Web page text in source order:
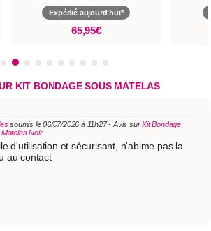
Expédié aujourd'hui*
65,95€
KIT BONDAGE SOUS MATELAS
soumis le 06/07/2026 à 11h27 - Avis surKit Bondage
Noir
d'utilisation et sécurisant, n'abime pas la
au contact